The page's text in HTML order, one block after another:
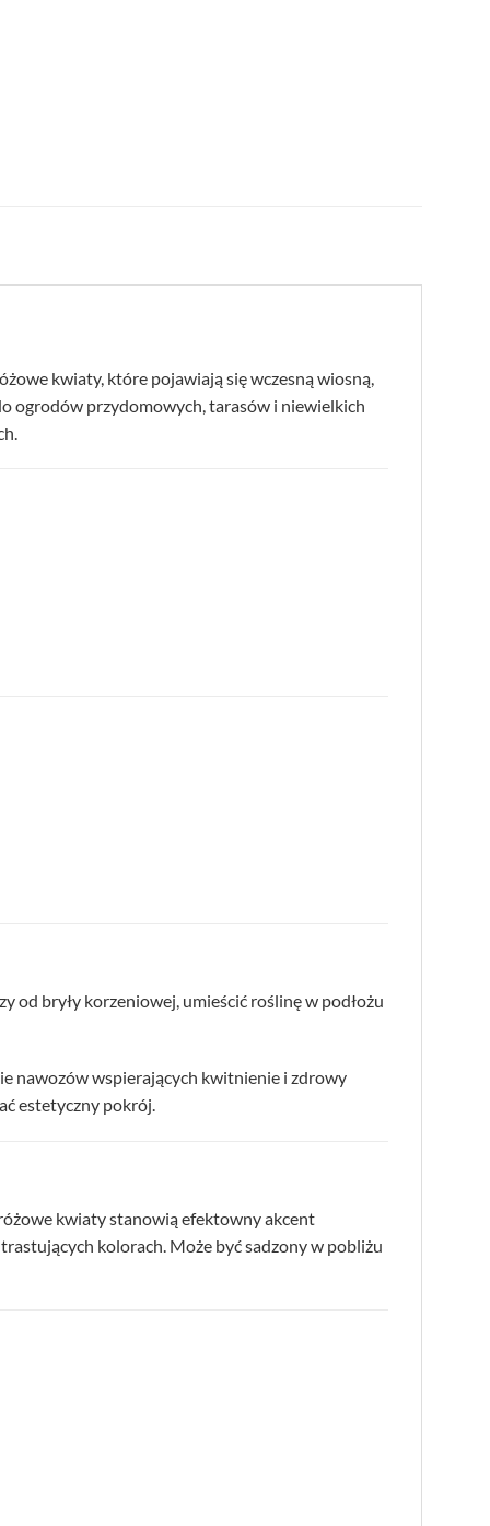
kwiaty, które pojawiają się wczesną wiosną,
ogrodów przydomowych, tarasów i niewielkich
od bryły korzeniowej, umieścić roślinę w podłożu
nawozów wspierających kwitnienie i zdrowy
estetyczny pokrój.
kwiaty stanowią efektowny akcent
kolorach. Może być sadzony w pobliżu